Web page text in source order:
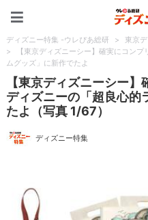
ディズニー特集 -ウレぴあ総研 > 東京
>
【東京ディズニーシー】確実にコン
ムグッズ」に新作でたよ
【東京ディズニーシー
ディズニーの「超良心的
たよ（写真 1/67）
ディズニー特集